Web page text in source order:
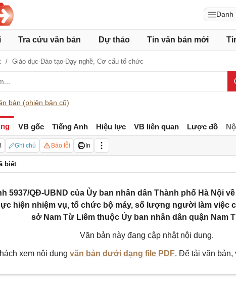
Danh
Tra cứu văn bản Dự thảo Tin văn bản mới
Giáo dục-Đào tạo-Dạy nghề, Cơ cấu tổ chức
bản (phiên bản cũ)
VB gốc Tiếng Anh Hiệu lực VB liên quan Lược đồ
Ghi chú Báo lỗi In
biết
5937/QĐ-UBND của Ủy ban nhân dân Thành phố Hà Nội
hiện nhiệm vụ, tổ chức bộ máy, số lượng người làm việc
sở Nam Từ Liêm thuộc Ủy ban nhân dân quận Nam
Văn bản này đang cập nhật nội dung.
xem nội dung văn bản dưới dạng file PDF. Để tải văn bản,